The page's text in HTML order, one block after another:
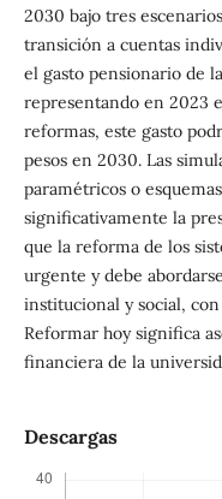
2030 bajo tres
transición a cuentas
el gasto pensionario de
representando en 2023
reformas, este gasto
pesos en 2030. Las
paramétricos o
significativamente la
que la reforma de los
urgente y debe
institucional y social,
Reformar hoy significa
financiera de la
Descargas